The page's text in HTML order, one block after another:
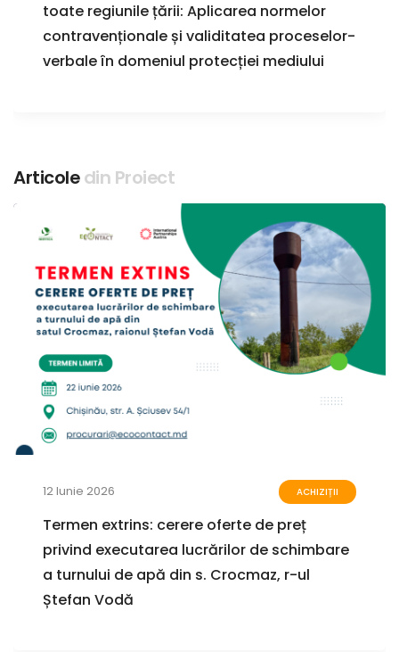
toate regiunile țării: Aplicarea normelor
contravenționale și validitatea proceselor-
verbale în domeniul protecției mediului
Articoledin Proiect
12 Iunie 2026 ACHIZIȚII
Termen extrins: cerere oferte de preț
privind executarea lucrărilor de schimbare
a turnului de apă din s. Crocmaz, r-ul
Ștefan Vodă